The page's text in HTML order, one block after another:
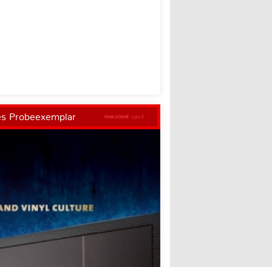
Probeexemplar